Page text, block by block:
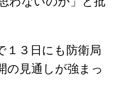
３日にも防衛局
の見通しが強まっ